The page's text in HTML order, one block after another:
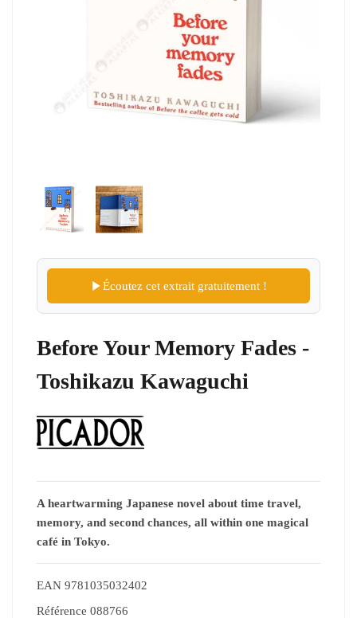
Écoutez cet extrait gratuitement !
Before Your Memory Fades -
Toshikazu Kawaguchi
A heartwarming Japanese novel about time travel,
memory, and second chances, all within one magical
café in Tokyo.
EAN 9781035032402
Référence 088766